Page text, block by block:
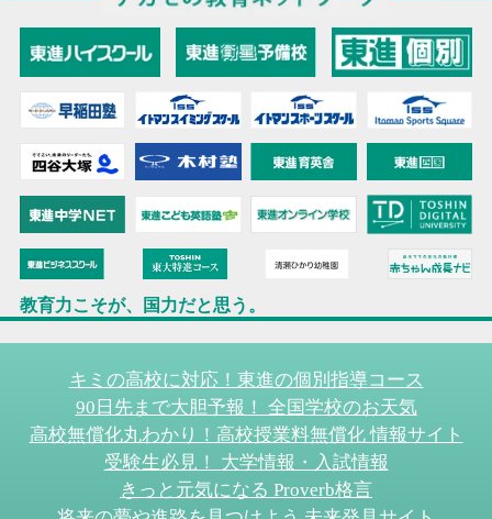
教育力こそが、国力だと思う。
キミの高校に対応！東進の個別指導コース
90日先まで大胆予報！ 全国学校のお天気
高校無償化丸わかり！高校授業料無償化 情報サイト
受験生必見！ 大学情報・入試情報
きっと元気になる Proverb格言